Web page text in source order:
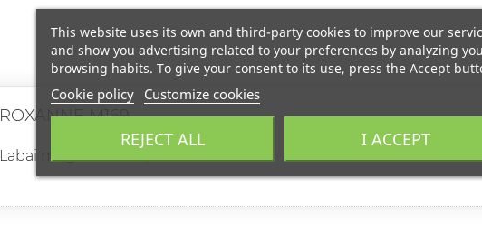
ROXANNE M169
Labai mėgiamas kvapas. ?
This website uses its own and third-party cookies to improve our
and show you advertising related to your preferences by analyzing
browsing habits. To give your consent to its use, press the Accept
Cookie policy Customize cookies
REJECT ALL I ACCEPT